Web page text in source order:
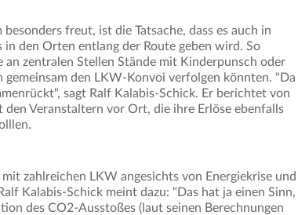
freut, ist die Tatsache, dass es auch in
in den Orten entlang der Route geben wird. So
an zentralen Stellen Stände mit Kinderpunsch oder
gemeinsam den LKW-Konvoi verfolgen könnten. "Da
sagt Ralf Kalabis-Schick. Er berichtet von
Veranstaltern vor Ort, die ihre Erlöse ebenfalls
zahlreichen LKW angesichts von Energiekrise und
Kalabis-Schick meint dazu: "Das hat ja einen Sinn,
des CO2-Ausstoßes (laut seinen Berechnungen